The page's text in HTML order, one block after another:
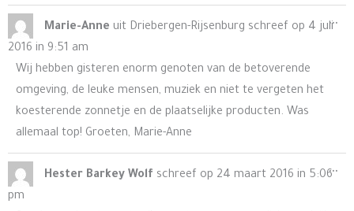
Marie-Anne uit Driebergen-Rijsenburg schreef op 4 juli
2016 in 9:51 am
Wij hebben gisteren enorm genoten van de betoverende
omgeving, de leuke mensen, muziek en niet te vergeten het
koesterende zonnetje en de plaatselijke producten. Was
allemaal top! Groeten, Marie-Anne
...
Hester Barkey Wolf schreef op 24 maart 2016 in 5:06
pm
...